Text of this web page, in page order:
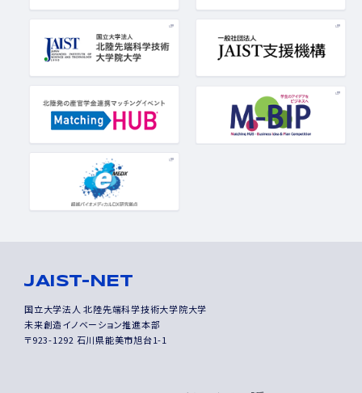
JAIST-NET
国立大学法人 北陸先端科学技術大学院大学
未来創造イノベーション推進本部
〒923-1292 石川県能美市旭台1-1